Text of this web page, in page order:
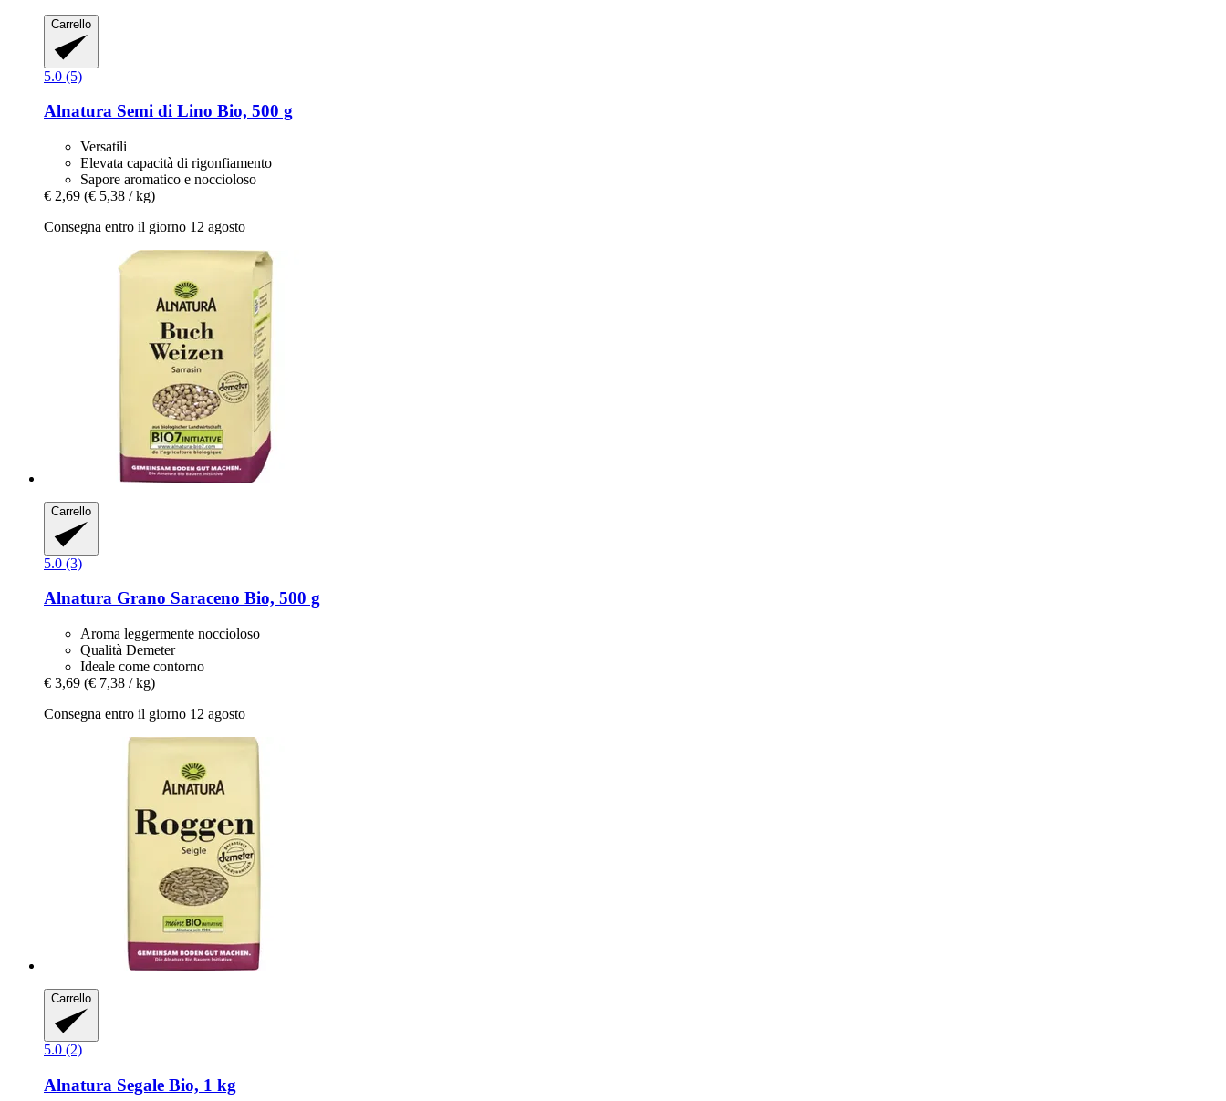
Carrello
5.0 (5)
Alnatura Semi di Lino Bio, 500 g
Versatili
Elevata capacità di rigonfiamento
Sapore aromatico e noccioloso
€ 2,69 (€ 5,38 / kg)
Consegna entro il giorno 12 agosto
Carrello
5.0 (3)
Alnatura Grano Saraceno Bio, 500 g
Aroma leggermente noccioloso
Qualità Demeter
Ideale come contorno
€ 3,69 (€ 7,38 / kg)
Consegna entro il giorno 12 agosto
Carrello
5.0 (2)
Alnatura Segale Bio, 1 kg